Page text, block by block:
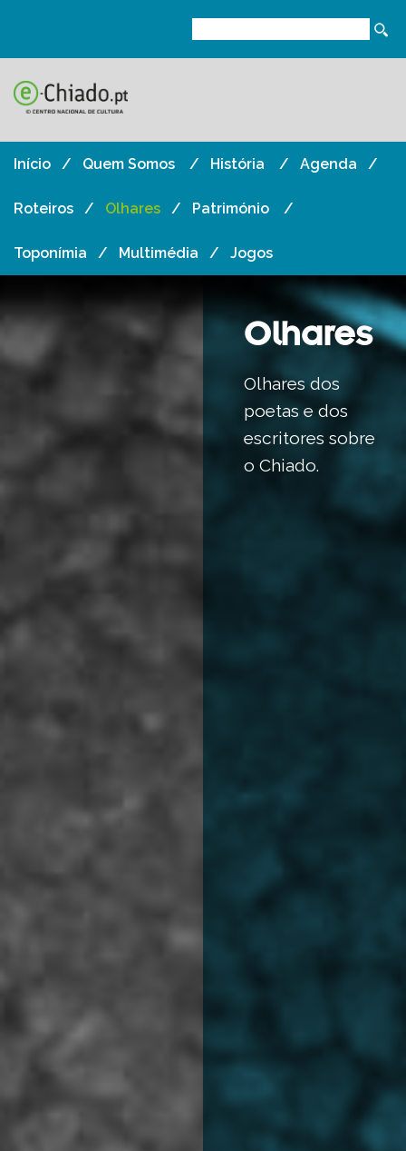
Início Quem Somos História Agenda
Roteiros Olhares Património
Toponímia Multimédia Jogos
Olhares
Olhares dos
poetas e dos
escritores sobre
o Chiado.